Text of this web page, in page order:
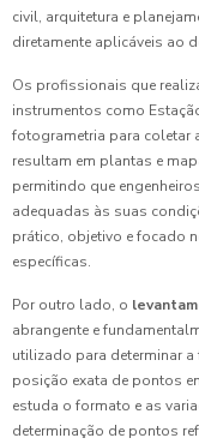
civil, arquitetura e
diretamente aplicáveis ao
Os profissionais que
instrumentos como
fotogrametria para coletar
resultam em plantas e
permitindo que
adequadas às suas
prático, objetivo e focado
específicas.
Por outro lado, o
abrangente e
utilizado para determinar
posição exata de pontos
estuda o formato e as
determinação de pontos